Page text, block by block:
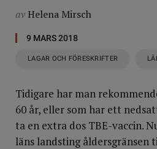
av Helena Mirsch
9 MARS 2018
LAGAR OCH FÖRESKRIFTER
Tidigare har man
60 år, eller som har ett
ta en extra dos TBE-vaccin.
läns landsting åldersgränsen